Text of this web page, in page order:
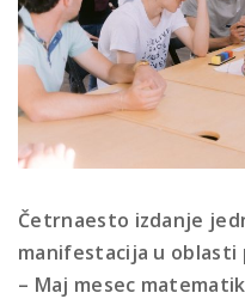
Četrnaesto izdanje
manifestacija u oblasti
– Maj mesec